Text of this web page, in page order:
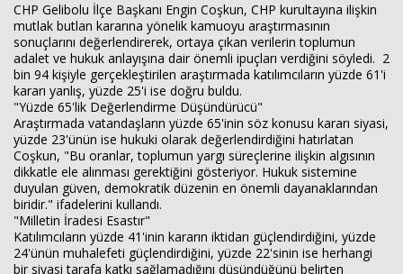
CHP Gelibolu İlçe Başkanı Engin Coşkun, CHP kurultayına ilişkin
mutlak butlan kararına yönelik kamuoyu araştırmasının
sonuçlarını değerlendirerek, ortaya çıkan verilerin toplumun
adalet ve hukuk anlayışına dair önemli ipuçları verdiğini söyledi. 2
bin 94 kişiyle gerçekleştirilen araştırmada katılımcıların yüzde 61'i
kararı yanlış, yüzde 25'i ise doğru buldu.
"Yüzde 65'lik Değerlendirme Düşündürücü"
Araştırmada vatandaşların yüzde 65'inin söz konusu kararı siyasi,
yüzde 23'ünün ise hukuki olarak değerlendirdiğini hatırlatan
Coşkun, "Bu oranlar, toplumun yargı süreçlerine ilişkin algısının
dikkatle ele alınması gerektiğini gösteriyor. Hukuk sistemine
duyulan güven, demokratik düzenin en önemli dayanaklarından
biridir." ifadelerini kullandı.
"Milletin İradesi Esastır"
Katılımcıların yüzde 41'inin kararın iktidarı güçlendirdiğini, yüzde
24'ünün muhalefeti güçlendirdiğini, yüzde 22'sinin ise herhangi
bir siyasi tarafa katkı sağlamadığını düşündüğünü belirten